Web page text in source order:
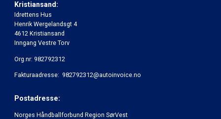
Kristiansand:
Idrettens Hus
Henrik Wergelandsgt 4
4612 Kristiansand
Inngang Vestre Torv
Org.nr: 982792312
Fakturaadresse: 982792312@autoinvoice.no
Postadresse:
Norges Håndballforbund Region SørVest